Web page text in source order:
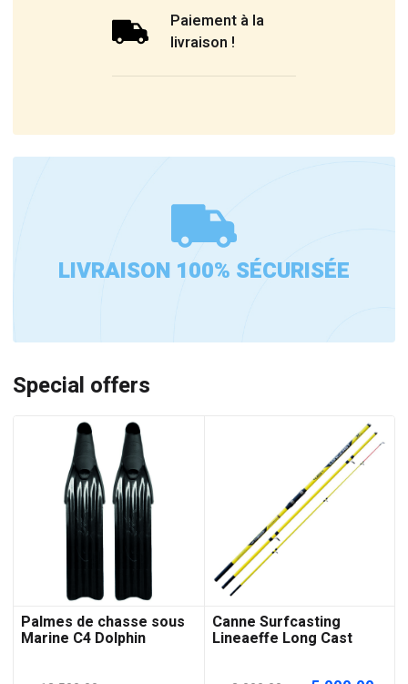
Paiement à la
livraison !
LIVRAISON 100% SÉCURISÉE
Special offers
Palmes de chasse sous
Marine C4 Dolphin
Canne Surfcasting
Lineaeffe Long Cast